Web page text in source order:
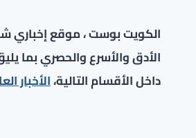
الكويت بوست ، موقع إخباري
الأدق والأسرع والحصري بما
داخل الأقسام التالية،الأخبار